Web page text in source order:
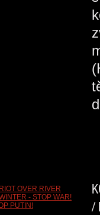
/